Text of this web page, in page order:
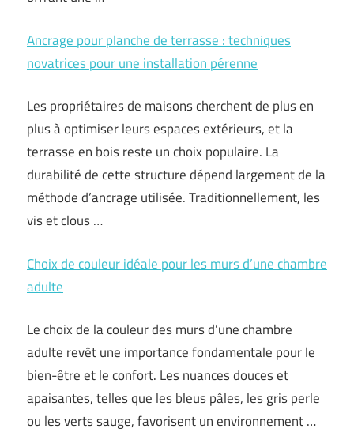
Ancrage pour planche de terrasse : techniques
novatrices pour une installation pérenne
Les propriétaires de maisons cherchent de plus en
plus à optimiser leurs espaces extérieurs, et la
terrasse en bois reste un choix populaire. La
durabilité de cette structure dépend largement de la
méthode d’ancrage utilisée. Traditionnellement, les
vis et clous …
Choix de couleur idéale pour les murs d’une chambre
adulte
Le choix de la couleur des murs d’une chambre
adulte revêt une importance fondamentale pour le
bien-être et le confort. Les nuances douces et
apaisantes, telles que les bleus pâles, les gris perle
ou les verts sauge, favorisent un environnement …